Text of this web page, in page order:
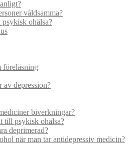
våldsamma?
ohälsa?
föreläsning
av depression?
biverkningar?
till psykisk ohälsa?
deprimerad?
när man tar antidepressiv medicin?